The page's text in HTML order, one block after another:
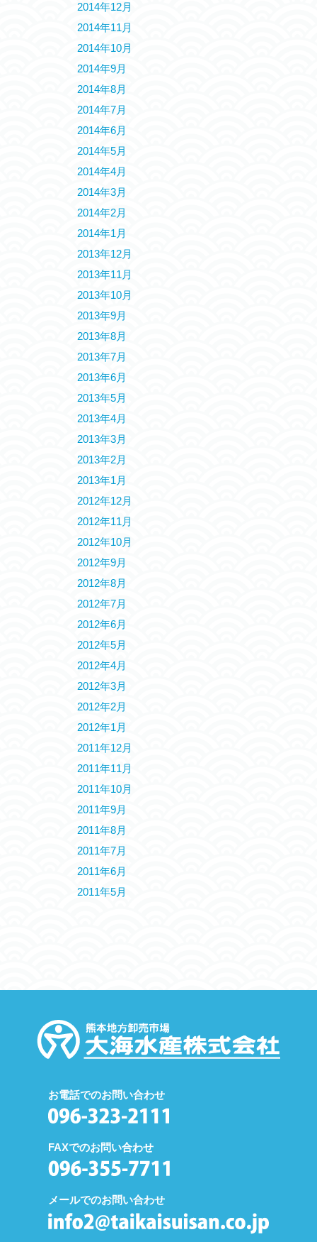
2014年12月
2014年11月
2014年10月
2014年9月
2014年8月
2014年7月
2014年6月
2014年5月
2014年4月
2014年3月
2014年2月
2014年1月
2013年12月
2013年11月
2013年10月
2013年9月
2013年8月
2013年7月
2013年6月
2013年5月
2013年4月
2013年3月
2013年2月
2013年1月
2012年12月
2012年11月
2012年10月
2012年9月
2012年8月
2012年7月
2012年6月
2012年5月
2012年4月
2012年3月
2012年2月
2012年1月
2011年12月
2011年11月
2011年10月
2011年9月
2011年8月
2011年7月
2011年6月
2011年5月
お電話でのお問い合わせ
FAXでのお問い合わせ
メールでのお問い合わせ